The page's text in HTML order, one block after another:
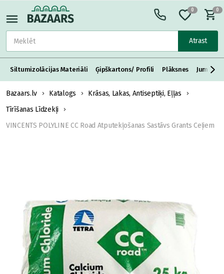
Atrast
0 0
Siltumizolācijas Materiāli Ģipškartons/ Profili Plāksnes Jumta
Bazaars.lv Katalogs
Krāsas, Lakas, Antiseptiķi, Eļļas
Tīrīšanas Līdzekļi
VINCENTS POLYLINE CC Road Atputekļošanas Sastāvs Grants Ceļiem